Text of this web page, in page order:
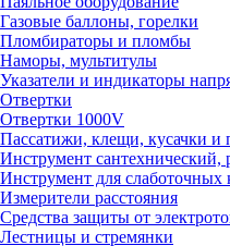
Газовые баллоны, горелки
Пломбираторы и пломбы
Наморы, мультитулы
Указатели и индикаторы
Отвертки
Отвертки 1000V
Пассатижи, клещи, кусачки и
Инструмент сантехнический,
Инструмент для слаботочных
Измерители расстояния
Средства защиты от
Лестницы и стремянки